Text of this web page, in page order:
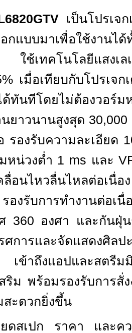
เป็นโปรเจ
กแบบมาเพื่อใช้งานได้
ใช้เทคโนโลยีแสงเล
เมื่อเทียบกับโปรเจก
ด้ทันทีโดยไม่ต้องวอร์
นยาวนานสูงสุด 30,000
รองรับความละเอียด
หน่วงต่ำ 1 ms และ
ลื่อนไหวลื่นไหลต่อเนื่
องรับการทำงานต่อเ
360 องศา และกันฝุ่
ศการและจัดแสดงศิล
าถึงแอปและสตรีมมิ
ริม พร้อมรองรับการสั่
สะดวกยิ่งขึ้น
ยดสเปก ราคา และค